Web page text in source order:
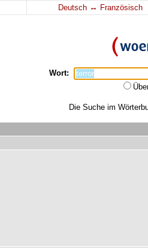
Deutsch ↔ Französisch
Wort:
Die Suche im